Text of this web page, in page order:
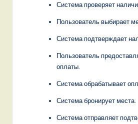
Система проверяет
Пользователь выбирает
Система подтверждает
Пользователь
оплаты.
Система обрабатывает
Система бронирует места.
Система отправляет